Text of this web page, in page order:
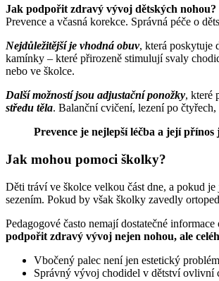
Jak podpořit zdravý vývoj dětských nohou?
Prevence a včasná korekce. Správná péče o
Nejdůležitější je vhodná obuv, která poskytuje
kamínky – které přirozeně stimulují svaly
nebo ve školce.
Další možností jsou adjustační ponožky, které
středu těla. Balanční cvičení, lezení po
Prevence je nejlepší léčba a její přínos
Jak mohou pomoci školky?
Děti tráví ve školce velkou část dne, a pokud
sezením. Pokud by však školky zavedly
Pedagogové často nemají dostatečné
podpořit zdravý vývoj nejen nohou, ale
Vbočený palec není jen estetický
Správný vývoj chodidel v dětství ovlivní